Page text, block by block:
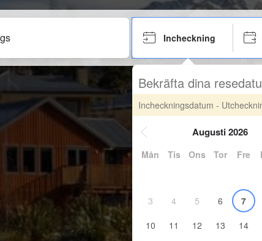
Incheckning
Bekräfta dina
Incheckningsdatum -
Augusti 2026
Mån Tis Ons Tor Fre
3
4 5 6 7
10
11 12 13 14